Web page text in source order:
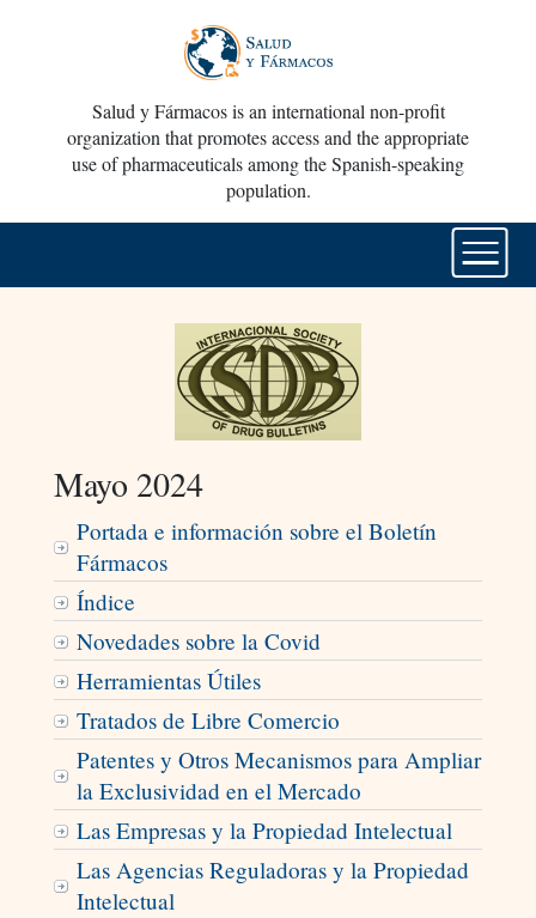
Salud y Fármacos is an international non-profit
organization that promotes access and the appropriate
use of pharmaceuticals among the Spanish-speaking
population.
Mayo 2024
Portada e información sobre el Boletín
Fármacos
Índice
Novedades sobre la Covid
Herramientas Útiles
Tratados de Libre Comercio
Patentes y Otros Mecanismos para Ampliar
la Exclusividad en el Mercado
Las Empresas y la Propiedad Intelectual
Las Agencias Reguladoras y la Propiedad
Intelectual